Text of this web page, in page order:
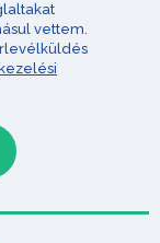
vettem.